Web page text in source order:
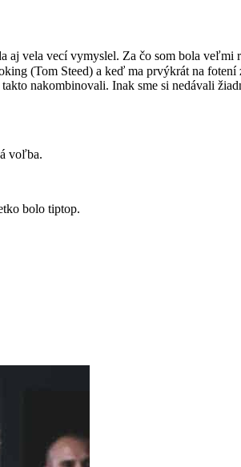
aj vela vecí vymyslel. Za čo som bola veľmi
(Tom Steed) a keď ma prvýkrát na fotení
nakombinovali. Inak sme si nedávali
voľba.
bolo tiptop.